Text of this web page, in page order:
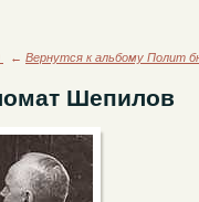
← Вернутся к альбому Полит
Шепилов